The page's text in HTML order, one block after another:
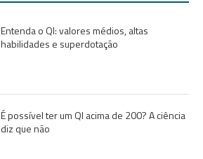
Entenda o QI: valores médios, altas
habilidades e superdotação
É possível ter um QI acima de 200? A ciência
diz que não